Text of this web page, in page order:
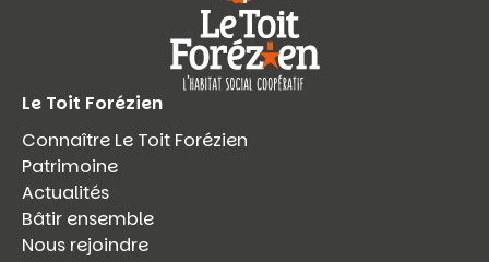
Le Toit Forézien
Connaître Le Toit Forézien
Patrimoine
Actualités
Bâtir ensemble
Nous rejoindre